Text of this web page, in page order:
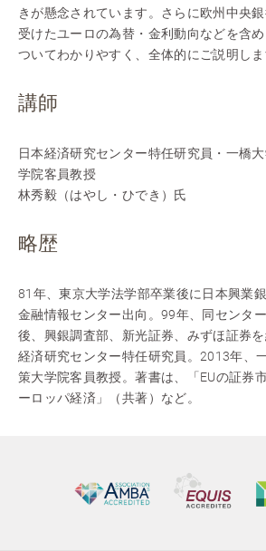
きが懸念されています。さらに欧州中央
受けたユーロの為替・金利動向などを含
ついてわかりやすく、全体的にご説明しま
講師
日本経済研究センター特任研究員・一橋
学院客員教授
林秀毅（はやし・ひでき）氏
略歴
81年、東京大学法学部卒業後に日本興業
金融情報センター出向。99年、同センタ
後、興銀調査部、新光証券、みずほ証券
経済研究センター特任研究員。2013年、
策大学院客員教授。著書は、「EUの証券
ーロッパ経済」（共著）など。